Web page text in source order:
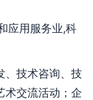
应用服务业,科
、技术咨询、技
术交流活动；企